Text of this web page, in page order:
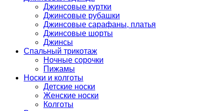
Джинсовые куртки
Джинсовые рубашки
Джинсовые сарафаны, платья
Джинсовые шорты
Джинсы
Спальный трикотаж
Ночные сорочки
Пижамы
Носки и колготы
Детские носки
Женские носки
Колготы